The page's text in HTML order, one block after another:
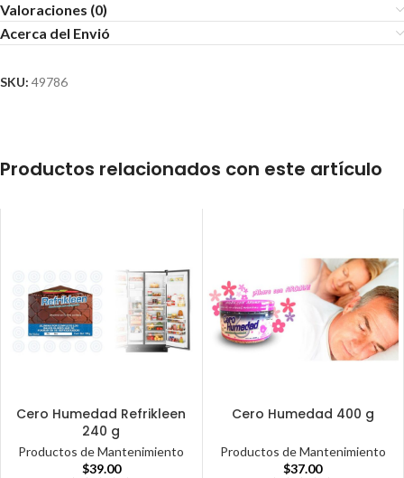
Valoraciones (0)
Acerca del Envió
SKU: 49786
Productos relacionados con este artículo
Cero Humedad Refrikleen
240 g
Productos de Mantenimiento
$39.00
Cero Humedad 400 g
Productos de Mantenimiento
$37.00